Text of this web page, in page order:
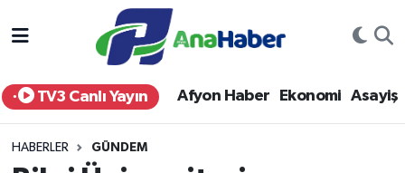
TV3 Canlı Yayın Afyon Haber Ekonomi Asayiş
HABERLER GÜNDEM
Yurt Haber
Afyon Haber
Ekonomi
Afyonkarahisar Nöbetçi Eczaneler
Afyonkarahisar Hava Durumu
Afyonkarahisar Namaz Vakitleri